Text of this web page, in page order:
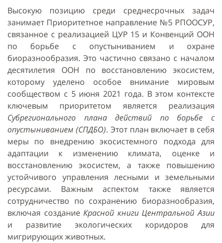
Высокую позицию среди среднесрочных задач
занимает Приоритетное направление №5 РПООСУР,
связанное с реализацией ЦУР 15 и Конвенций ООН
по борьбе с опустыниванием и охране
биоразнообразия. Это частично связано с началом
десятилетия ООН по восстановлению экосистем,
которому уделено особое внимание мировым
сообществом с 5 июня 2021 года. В этом контексте
ключевым приоритетом является реализация
Субрегионального плана действий по борьбе с
опустыниванием (СПДБО). Этот план включает в себя
меры по внедрению экосистемного подхода для
адаптации к изменению климата, оценке и
восстановлению экосистем, а также повышению
устойчивого управления лесными и земельными
ресурсами. Важным аспектом также является
сотрудничество по сохранению биоразнообразия,
включая созданиеКрасной книги Центральной Азии
и развитие экологических коридоров для
мигрирующих животных.